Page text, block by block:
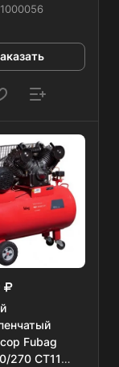
Fubag
270 CT11